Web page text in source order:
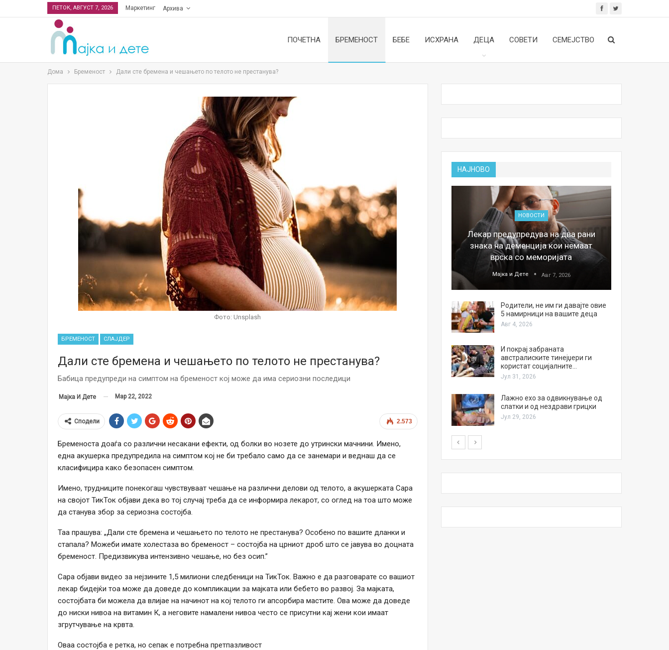
ПЕТОК, АВГУСТ 7, 2026 Маркетинг Архива
ПОЧЕТНА БРЕМЕНОСТ БЕБЕ ИСХРАНА ДЕЦА СОВЕТИ СЕМЕЈСТВО
Дома Бременост Дали сте бремена и чешањето по телото не престанува?
Фото: Unsplash
БРЕМЕНОСТ СЛАЈДЕР
Дали сте бремена и чешањето по телото не престанува?
Бабица предупреди на симптом на бременост кој може да има сериозни последици
Мајка И Дете Мар 22, 2022
2.573
Сподели
Бременоста доаѓа со различни несакани ефекти, од болки во нозете до утрински мачнини. Имено,
една акушерка предупредила на симптом кој не би требало само да се занемари и веднаш да се
класифицира како безопасен симптом.
Имено, трудниците понекогаш чувствуваат чешање на различни делови од телото, а акушерката Сара
на својот ТикТок објави дека во тој случај треба да се информира лекарот, со оглед на тоа што може
да станува збор за сериозна состојба.
Таа прашува: „Дали сте бремена и чешањето по телото не престанува? Особено по вашите дланки и
стапала? Можеби имате холестаза во бременост – состојба на црниот дроб што се јавува во доцната
бременост. Предизвикува интензивно чешање, но без осип.”
Сара објави видео за нејзините 1,5 милиони следбеници на ТикТок. Важно е да разговарате со вашиот
лекар бидејќи тоа може да доведе до компликации за мајката или бебето во развој. За мајката,
состојбата би можела да влијае на начинот на кој телото ги апсорбира мастите. Ова може да доведе
до ниски нивоа на витамин К, а неговите намалени нивоа често се присутни кај жени кои имаат
згрутчување на крвта.
Оваа состојба е ретка, но сепак е потребна претпазливост
НАЈНОВО
НОВОСТИ
Финците вложија милион евра во
кал, за посилен имунитет на децата
Мајка и Дете Јул 24, 2026
Малолетниците ќе бидат офлајн
открие ризикот од Алцхајмер
Јул 22, 2026
случува еднаш на…
НОВОСТИ
Лекар предупредува на два рани
знака на деменција кои немаат
врска со меморијата
Мајка и Дете Авг 7, 2026
Родители, не им ги давајте овие
5 намирници на вашите деца
Авг 4, 2026
И покрај забраната
австралиските тинејџери ги
користат социјалните…
Јул 31, 2026
Лажно ехо за одвикнување од
слатки и од нездрави грицки
Јул 29, 2026